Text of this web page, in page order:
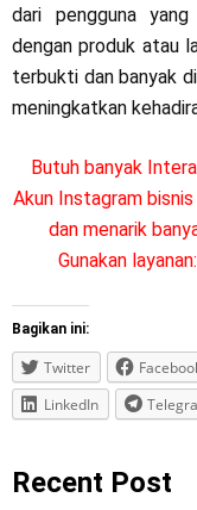
dari pengguna
dengan produk atau
terbukti dan banyak
meningkatkan
Butuh banyak
Akun Instagram
dan menarik
Gunakan layanan:
Bagikan ini:
Twitter
LinkedIn
Recent Post